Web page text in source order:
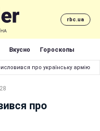
rbc.ua
Вкусно Гороскопы
про українську армію
про